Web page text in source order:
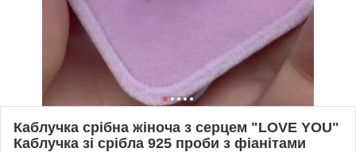
Каблучка срібна жіноча з серцем "LOVE YOU"
Каблучка зі срібла 925 проби з фіанітами